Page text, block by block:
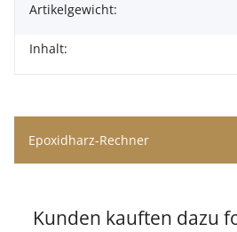
Artikelgewicht:
Inhalt:
Epoxidharz-Rechner
Kunden kauften dazu